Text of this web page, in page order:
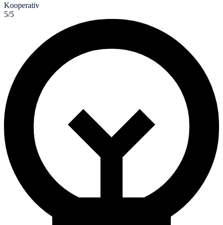
Kooperativ
5/5